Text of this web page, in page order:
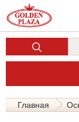
Главная